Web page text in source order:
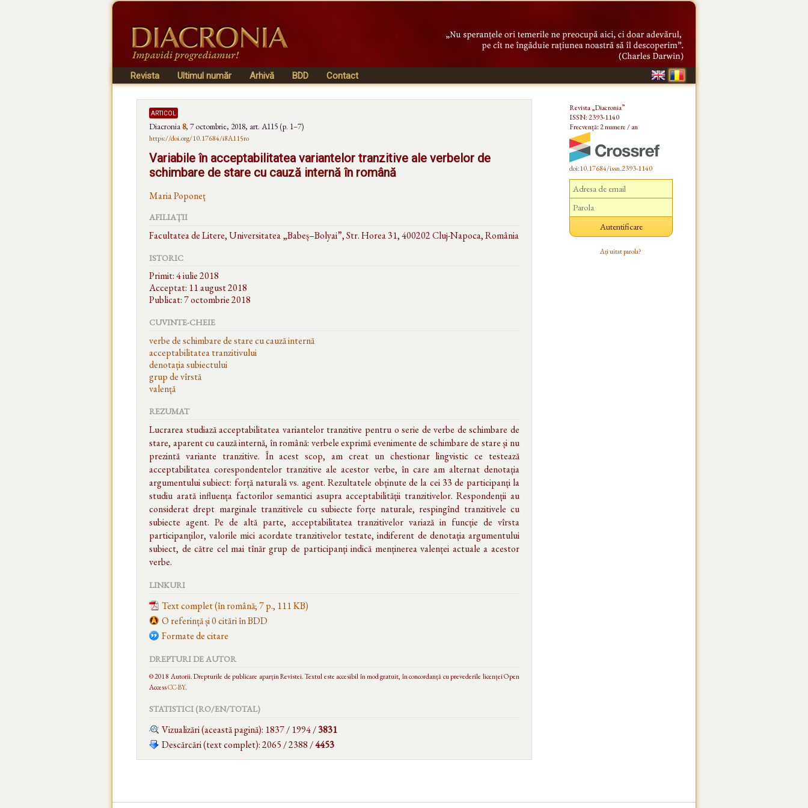
Revista Ultimul număr Arhivă BDD Contact
articol
Diacronia 8, 7 octombrie, 2018, art. A115 (p. 1–7)
https://doi.org/10.17684/i8A115ro
Variabile în acceptabilitatea variantelor tranzitive ale verbelor de
schimbare de stare cu cauză internă în română
Maria Poponeț
AFILIAȚII
Facultatea de Litere, Universitatea „Babeș–Bolyai”, Str. Horea 31, 400202 Cluj-Napoca, România
ISTORIC
Primit: 4 iulie 2018
Acceptat: 11 august 2018
Publicat: 7 octombrie 2018
CUVINTE-CHEIE
verbe de schimbare de stare cu cauză internă
acceptabilitatea tranzitivului
denotația subiectului
grup de vîrstă
valență
REZUMAT
Lucrarea studiază acceptabilitatea variantelor tranzitive pentru o serie de verbe de schimbare de
stare, aparent cu cauză internă, în română: verbele exprimă evenimente de schimbare de stare și nu
prezintă variante tranzitive. În acest scop, am creat un chestionar lingvistic ce testează
acceptabilitatea corespondentelor tranzitive ale acestor verbe, în care am alternat denotația
argumentului subiect: forță naturală vs. agent. Rezultatele obținute de la cei 33 de participanți la
studiu arată influența factorilor semantici asupra acceptabilității tranzitivelor. Respondenții au
considerat drept marginale tranzitivele cu subiecte forțe naturale, respingînd tranzitivele cu
subiecte agent. Pe de altă parte, acceptabilitatea tranzitivelor variază in funcție de vîrsta
participanților, valorile mici acordate tranzitivelor testate, indiferent de denotația argumentului
subiect, de către cel mai tînăr grup de participanți indică menținerea valenței actuale a acestor
verbe.
LINKURI
Text complet (în română; 7 p., 111 KB)
O referință și 0 citări în BDD
Formate de citare
DREPTURI DE AUTOR
© 2018 Autorii. Drepturile de publicare aparțin Revistei. Textul este accesibil în mod gratuit, în concordanță cu prevederile licenței Open
AccessCC-BY.
STATISTICI (RO/EN/TOTAL)
Vizualizări (această pagină): 1837 / 1994 /3831
Descărcări (text complet): 2065 / 2388 /4453
Revista „Diacronia”
ISSN: 2393-1140
Frecvență: 2 numere / an
doi:10.17684/issn.2393-1140
Ați uitat parola?